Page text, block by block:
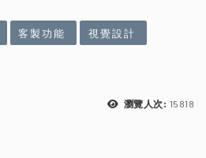
客製功能 視覺設計
瀏覽人次: 15818